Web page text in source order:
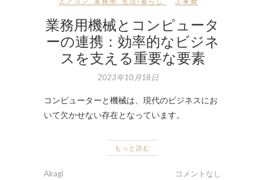
業務用機械とコンピュータ
ーの連携：効率的なビジネ
スを支える重要な要素
2023年10月18日
コンピューターと機械は、現代のビジネスにお
いて欠かせない存在となっています。
もっと読む
Akagi コメントなし